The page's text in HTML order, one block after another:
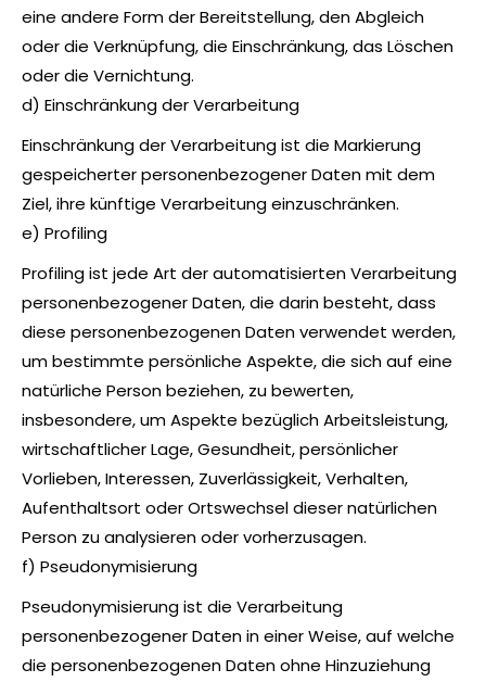
eine andere Form der Bereitstellung, den Abgleich
oder die Verknüpfung, die Einschränkung, das Löschen
oder die Vernichtung.
d) Einschränkung der Verarbeitung
Einschränkung der Verarbeitung ist die Markierung
gespeicherter personenbezogener Daten mit dem
Ziel, ihre künftige Verarbeitung einzuschränken.
e) Profiling
Profiling ist jede Art der automatisierten Verarbeitung
personenbezogener Daten, die darin besteht, dass
diese personenbezogenen Daten verwendet werden,
um bestimmte persönliche Aspekte, die sich auf eine
natürliche Person beziehen, zu bewerten,
insbesondere, um Aspekte bezüglich Arbeitsleistung,
wirtschaftlicher Lage, Gesundheit, persönlicher
Vorlieben, Interessen, Zuverlässigkeit, Verhalten,
Aufenthaltsort oder Ortswechsel dieser natürlichen
Person zu analysieren oder vorherzusagen.
f) Pseudonymisierung
Pseudonymisierung ist die Verarbeitung
personenbezogener Daten in einer Weise, auf welche
die personenbezogenen Daten ohne Hinzuziehung